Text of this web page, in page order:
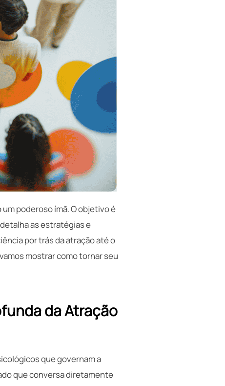
poderoso ímã. O objetivo é
as estratégias e
por trás da atração até o
mostrar como tornar seu
da Atração
que governam a
que conversa diretamente